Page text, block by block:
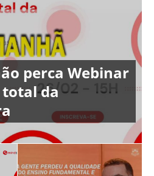
perca Webinar
da